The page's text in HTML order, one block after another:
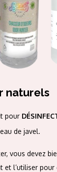
naturels
pour
de javel.
vous devez
et l’utiliser pour